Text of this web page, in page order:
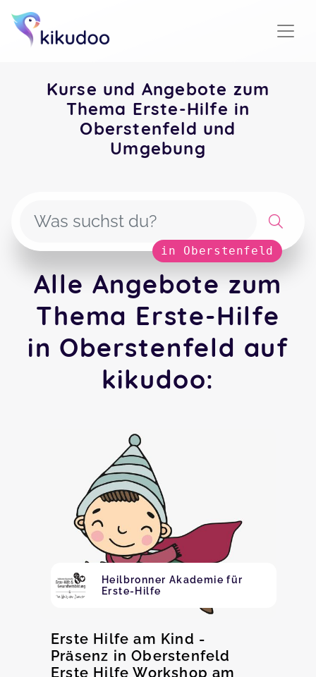
Kurse und Angebote zum
Thema Erste-Hilfe in
Oberstenfeld und
Umgebung
in Oberstenfeld
Alle Angebote zum
Thema Erste-Hilfe
in Oberstenfeld auf
kikudoo:
Heilbronner Akademie für
Erste-Hilfe
Erste Hilfe am Kind -
Präsenz in Oberstenfeld
Erste Hilfe Workshop am